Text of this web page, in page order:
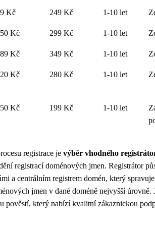
Kč 249 Kč 1-10 let
Kč 299 Kč 1-10 let
Kč 349 Kč 1-10 let
Kč 280 Kč 1-10 let
Kč 199 Kč 1-10 let
registrace je výběr vhodného
registrací doménových jmen. Registrátor
a centrálním registrem domén, který
jmen v dané doméně nejvyšší úrovně.
pověstí, který nabízí kvalitní zákaznickou